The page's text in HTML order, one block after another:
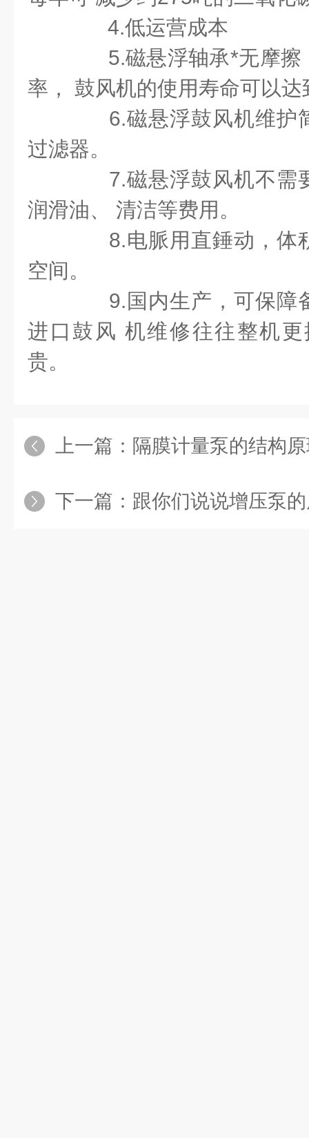
4.低运营成本
5.磁悬浮轴承*无摩擦
率， 鼓风机的使用寿命可以
6.磁悬浮鼓风机维护
过滤器。
7.磁悬浮鼓风机不需
润滑油、 清洁等费用。
8.电脈用直錘动，体
空间。
9.国内生产，可保障
进口鼓风 机维修往往整机
贵。
上一篇： 隔膜计量泵的结构
下一篇： 跟你们说说增压泵